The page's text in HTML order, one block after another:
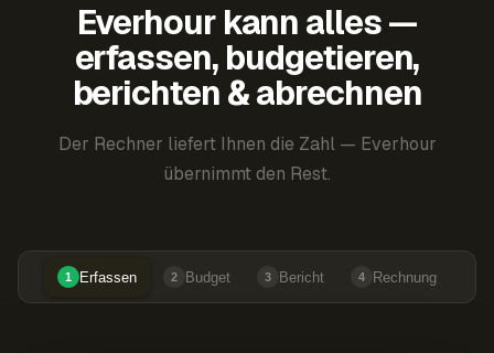
Everhour kann alles —
erfassen, budgetieren,
berichten & abrechnen
Der Rechner liefert Ihnen die Zahl — Everhour
übernimmt den Rest.
1 Erfassen 2 Budget 3 Bericht 4 Rechnung